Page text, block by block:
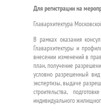
Для регистрации на
Главархитектура
В рамках оказания
Главархитектуры и
внесении изменений в
план, получение
условно разрешенный вид
экспертизы, выдаче
строительства,
индивидуального